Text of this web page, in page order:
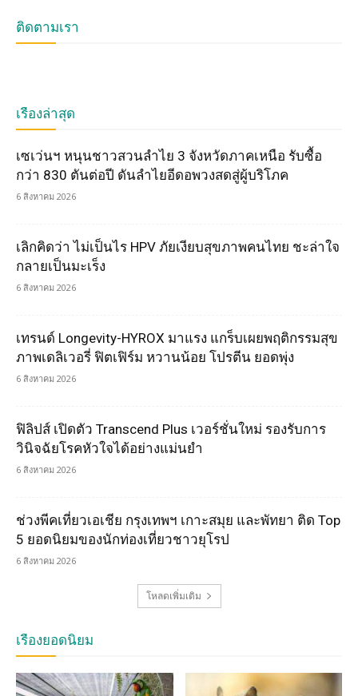
ติดตามเรา
เรื่องล่าสุด
เซเว่นฯ หนุนชาวสวนลำไย 3 จังหวัดภาคเหนือ รับซื้อ
กว่า 830 ตันต่อปี ดันลำไยอีดอพวงสดสู่ผู้บริโภค
6 สิงหาคม 2026
เลิกคิดว่า ไม่เป็นไร HPV ภัยเงียบสุขภาพคนไทย ชะล่าใจ
กลายเป็นมะเร็ง
6 สิงหาคม 2026
เทรนด์ Longevity-HYROX มาแรง แกร็บเผยพฤติกรรมสุข
ภาพเดลิเวอรี่ ฟิตเฟิร์ม หวานน้อย โปรตีน ยอดพุ่ง
6 สิงหาคม 2026
ฟิลิปส์ เปิดตัว Transcend Plus เวอร์ชั่นใหม่ รองรับการ
วินิจฉัยโรคหัวใจได้อย่างแม่นยำ
6 สิงหาคม 2026
ช่วงพีคเที่ยวเอเชีย กรุงเทพฯ เกาะสมุย และพัทยา ติด Top
5 ยอดนิยมของนักท่องเที่ยวชาวยุโรป
6 สิงหาคม 2026
โหลดเพิ่มเติม
เรื่องยอดนิยม